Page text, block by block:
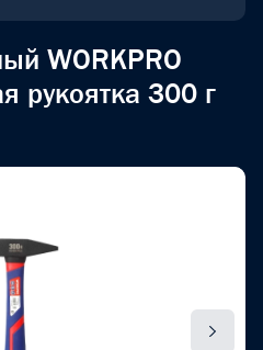
WORKPRO
рукоятка 300 г